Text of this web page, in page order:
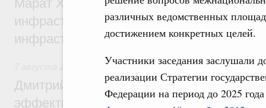
различных ведомственных
достижением конкретных целей.
Участники заседания заслушали
реализации Стратегии
Федерации на период до 2025
Марат Хуснуллин: 15 объектов
инфраструктуры построили и обновили
инфраструктурным кредитам
Развитие сельских территорий
Дмитрий Патрушев: Синхронизация
эффективность поддержки сельских